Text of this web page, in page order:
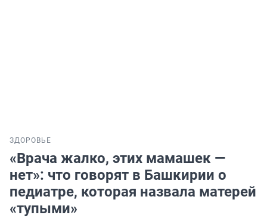
ЗДОРОВЬЕ
«Врача жалко, этих мамашек —
нет»: что говорят в Башкирии о
педиатре, которая назвала матерей
«тупыми»